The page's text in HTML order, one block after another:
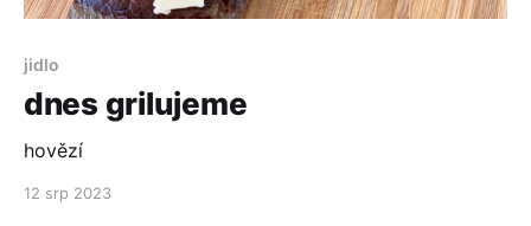
jidlo
dnes grilujeme
hovězí
12 srp 2023